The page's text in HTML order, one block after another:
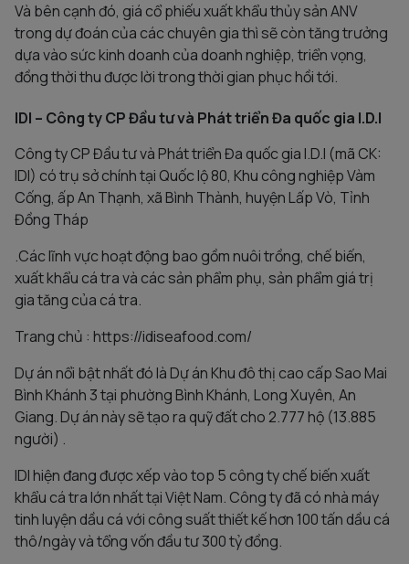
Và bên cạnh đó, giá cổ phiếu xuất khẩu thủy sản ANV
trong dự đoán của các chuyên gia thì sẽ còn tăng trưởng
dựa vào sức kinh doanh của doanh nghiệp, triển vọng,
đồng thời thu được lời trong thời gian phục hồi tới.
IDI – Công ty CP Đầu tư và Phát triển Đa quốc gia I.D.I
Công ty CP Đầu tư và Phát triển Đa quốc gia I.D.I (mã CK:
IDI) có trụ sở chính tại Quốc lộ 80, Khu công nghiệp Vàm
Cống, ấp An Thạnh, xã Bình Thành, huyện Lấp Vò, Tỉnh
Đồng Tháp
.Các lĩnh vực hoạt động bao gồm nuôi trồng, chế biến,
xuất khẩu cá tra và các sản phẩm phụ, sản phẩm giá trị
gia tăng của cá tra.
Trang chủ : https://idiseafood.com/
Dự án nổi bật nhất đó là Dự án Khu đô thị cao cấp Sao Mai
Bình Khánh 3 tại phường Bình Khánh, Long Xuyên, An
Giang. Dự án này sẽ tạo ra quỹ đất cho 2.777 hộ (13.885
người) .
IDI hiện đang được xếp vào top 5 công ty chế biến xuất
khẩu cá tra lớn nhất tại Việt Nam. Công ty đã có nhà máy
tinh luyện dầu cá với công suất thiết kế hơn 100 tấn dầu cá
thô/ngày và tổng vốn đầu tư 300 tỷ đồng.